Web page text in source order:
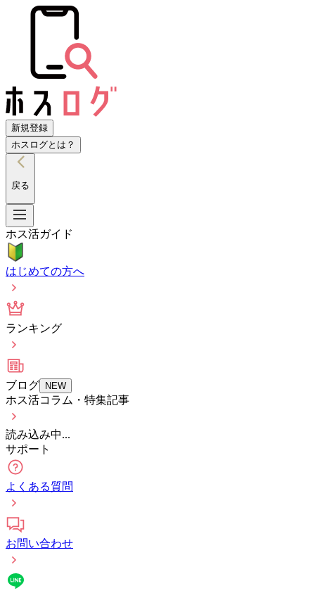
新規登録
ホスログとは？
戻る
ホス活ガイド
はじめての方へ
ランキング
ブログ NEW
ホス活コラム・特集記事
読み込み中...
サポート
よくある質問
お問い合わせ